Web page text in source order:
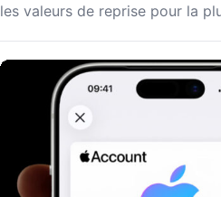
les valeurs de reprise pour la